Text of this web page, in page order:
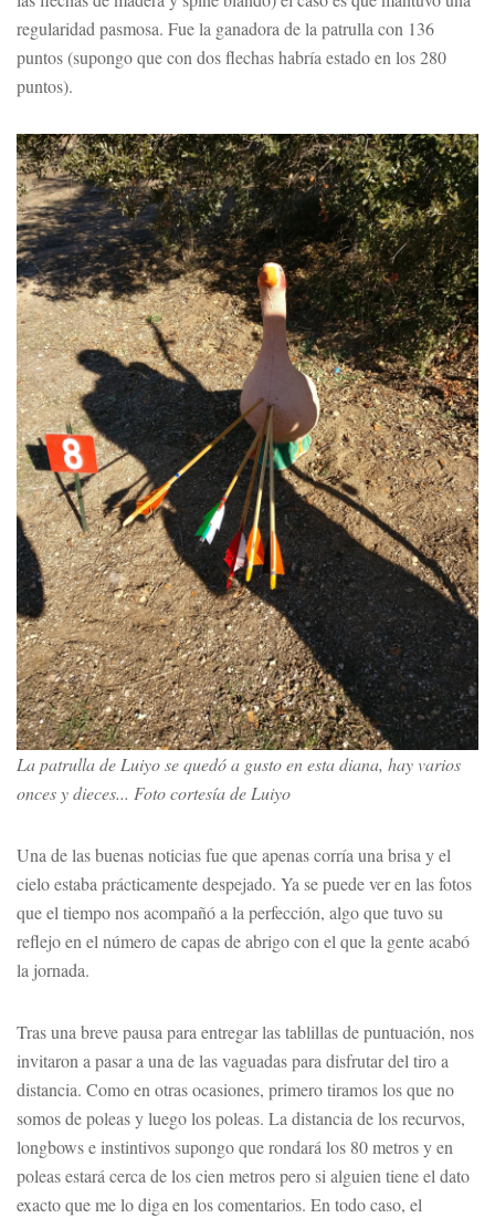
regularidad pasmosa. Fue la ganadora de la patrulla con 136
puntos (supongo que con dos flechas habría estado en los 280
puntos).
La patrulla de Luiyo se quedó a gusto en esta diana, hay varios
onces y dieces... Foto cortesía de Luiyo
Una de las buenas noticias fue que apenas corría una brisa y el
cielo estaba prácticamente despejado. Ya se puede ver en las fotos
que el tiempo nos acompañó a la perfección, algo que tuvo su
reflejo en el número de capas de abrigo con el que la gente acabó
la jornada.
Tras una breve pausa para entregar las tablillas de puntuación, nos
invitaron a pasar a una de las vaguadas para disfrutar del tiro a
distancia. Como en otras ocasiones, primero tiramos los que no
somos de poleas y luego los poleas. La distancia de los recurvos,
longbows e instintivos supongo que rondará los 80 metros y en
poleas estará cerca de los cien metros pero si alguien tiene el dato
exacto que me lo diga en los comentarios. En todo caso, el